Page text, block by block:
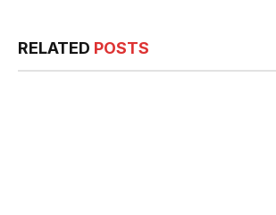
RELATED POSTS